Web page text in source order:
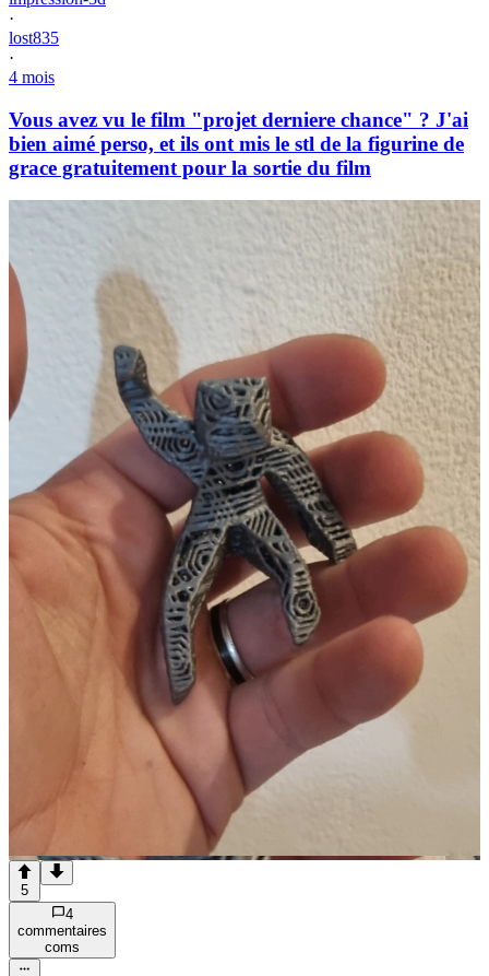
·
lost835
·
4 mois
Vous avez vu le film "projet derniere chance" ? J'ai
bien aimé perso, et ils ont mis le stl de la figurine de
grace gratuitement pour la sortie du film
5
4
commentaires
coms